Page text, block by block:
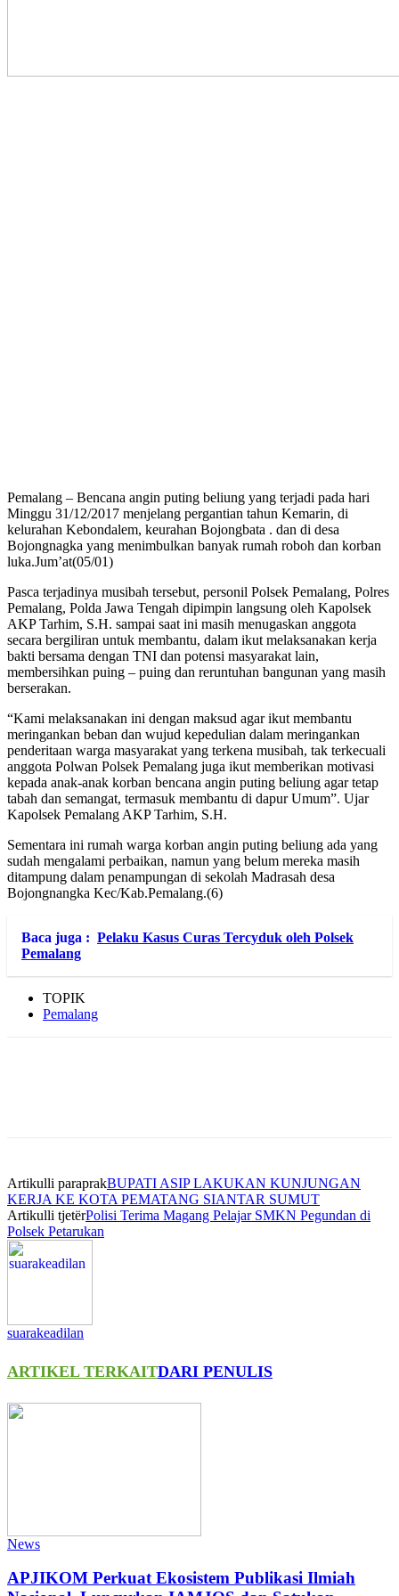
Pemalang – Bencana angin puting beliung yang terjadi pada hari
Minggu 31/12/2017 menjelang pergantian tahun Kemarin, di
kelurahan Kebondalem, keurahan Bojongbata . dan di desa
Bojongnagka yang menimbulkan banyak rumah roboh dan korban
luka.Jum’at(05/01)
Pasca terjadinya musibah tersebut, personil Polsek Pemalang, Polres
Pemalang, Polda Jawa Tengah dipimpin langsung oleh Kapolsek
AKP Tarhim, S.H. sampai saat ini masih menugaskan anggota
secara bergiliran untuk membantu, dalam ikut melaksanakan kerja
bakti bersama dengan TNI dan potensi masyarakat lain,
membersihkan puing – puing dan reruntuhan bangunan yang masih
berserakan.
“Kami melaksanakan ini dengan maksud agar ikut membantu
meringankan beban dan wujud kepedulian dalam meringankan
penderitaan warga masyarakat yang terkena musibah, tak terkecuali
anggota Polwan Polsek Pemalang juga ikut memberikan motivasi
kepada anak-anak korban bencana angin puting beliung agar tetap
tabah dan semangat, termasuk membantu di dapur Umum”. Ujar
Kapolsek Pemalang AKP Tarhim, S.H.
Sementara ini rumah warga korban angin puting beliung ada yang
sudah mengalami perbaikan, namun yang belum mereka masih
ditampung dalam penampungan di sekolah Madrasah desa
Bojongnangka Kec/Kab.Pemalang.(6)
Baca juga : Pelaku Kasus Curas Tercyduk oleh Polsek
Pemalang
TOPIK
Pemalang
Artikulli paraprakBUPATI ASIP LAKUKAN KUNJUNGAN
KERJA KE KOTA PEMATANG SIANTAR SUMUT
Artikulli tjetërPolisi Terima Magang Pelajar SMKN Pegundan di
Polsek Petarukan
suarakeadilan
ARTIKEL TERKAITDARI PENULIS
News
APJIKOM Perkuat Ekosistem Publikasi Ilmiah